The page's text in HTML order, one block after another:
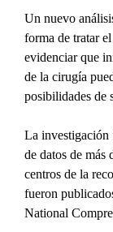
Un nuevo
forma de tratar
evidenciar que
de la cirugía
posibilidades de
La investigación
de datos de más
centros de la
fueron
National